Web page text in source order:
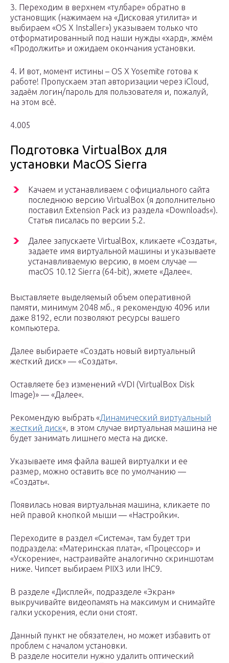
3. Переходим в верхнем «тулбаре» обратно в
установщик (нажимаем на «Дисковая утилита» и
выбираем «OS X Installer») указываем только что
отформатированный под наши нужды «хард», жмём
«Продолжить» и ожидаем окончания установки.
4. И вот, момент истины – OS X Yosemite готова к
работе! Пропускаем этап авторизации через iCloud,
задаём логин/пароль для пользователя и, пожалуй,
на этом всё.
4.005
Подготовка VirtualBox для
установки MacOS Sierra
Качаем и устанавливаем с официального сайта
последнюю версию VirtualBox (я дополнительно
поставил Extension Pack из раздела «Downloads«).
Статья писалась по версии 5.2.
Далее запускаете VirtualBox, кликаете «Создать«,
задаете имя виртуальной машины и указываете
устанавливаемую версию, в моем случае —
macOS 10.12 Sierra (64-bit), жмете «Далее«.
Выставляете выделяемый объем оперативной
памяти, минимум 2048 мб., я рекомендую 4096 или
даже 8192, если позволяют ресурсы вашего
компьютера.
Далее выбираете «Создать новый виртуальный
жесткий диск» — «Создать«.
Оставляете без изменений «VDI (VirtualBox Disk
Image)» — «Далее«.
Рекомендую выбрать «Динамический виртуальный
жесткий диск«, в этом случае виртуальная машина не
будет занимать лишнего места на диске.
Указываете имя файла вашей виртуалки и ее
размер, можно оставить все по умолчанию —
«Создать«.
Появилась новая виртуальная машина, кликаете по
ней правой кнопкой мыши — «Настройки«.
Переходите в раздел «Система«, там будет три
подраздела: «Материнская плата«, «Процессор» и
«Ускорение«, настраивайте аналогично скриншотам
ниже. Чипсет выбираем PIIX3 или IHC9.
В разделе «Дисплей«, подразделе «Экран»
выкручивайте видеопамять на максимум и снимайте
галки ускорения, если они стоят.
Данный пункт не обязателен, но может избавить от
проблем с началом установки.
В разделе носители нужно удалить оптический